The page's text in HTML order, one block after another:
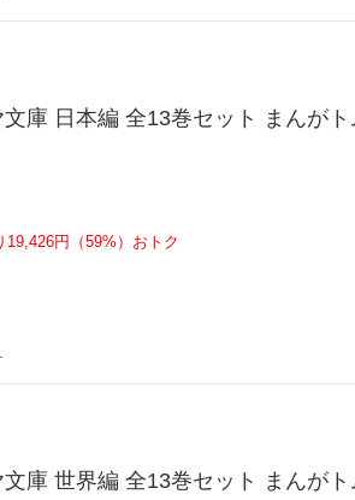
庫 日本編 全13巻セット まんが
19,426円（59%）おトク
庫 世界編 全13巻セット まんが